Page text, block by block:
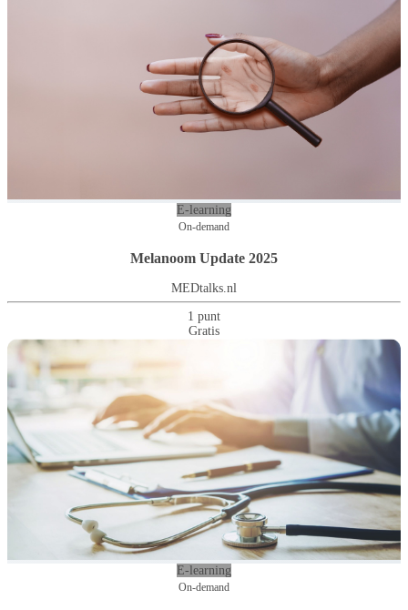
E-learning
On-demand
Melanoom Update 2025
MEDtalks.nl
1 punt
Gratis
E-learning
On-demand